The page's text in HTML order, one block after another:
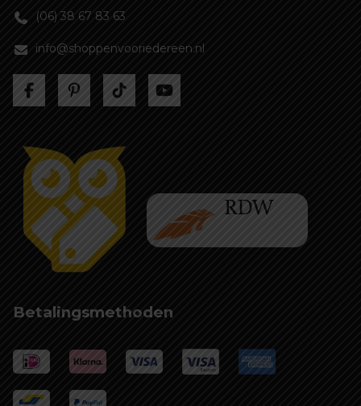
(06) 38 67 83 63
info@shoppenvooriedereen.nl
Betalingsmethoden